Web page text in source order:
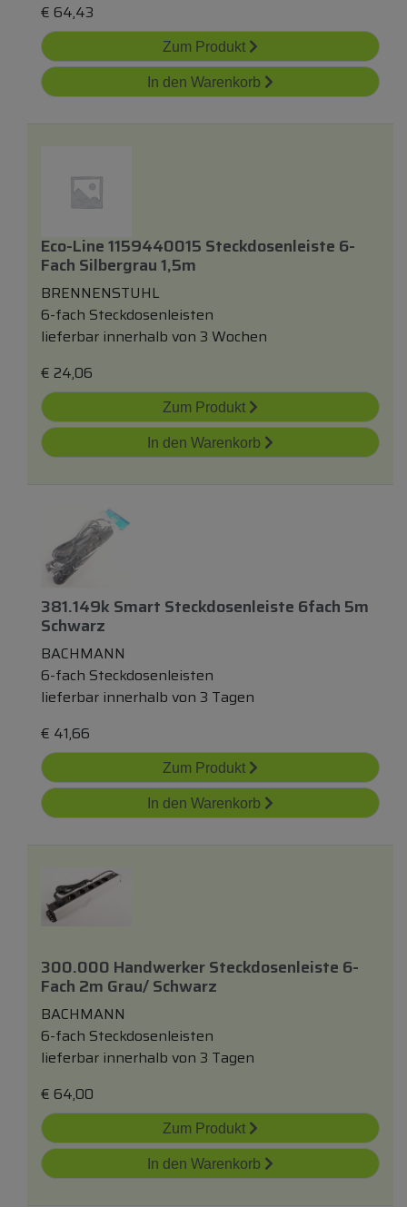
€ 64,43
Zum Produkt
In den Warenkorb
Eco-Line 1159440015 Steckdosenleiste 6-
Fach Silbergrau 1,5m
BRENNENSTUHL
6-fach Steckdosenleisten
lieferbar innerhalb von 3 Wochen
€ 24,06
Zum Produkt
In den Warenkorb
381.149k Smart Steckdosenleiste 6fach 5m
Schwarz
BACHMANN
6-fach Steckdosenleisten
lieferbar innerhalb von 3 Tagen
€ 41,66
Zum Produkt
In den Warenkorb
300.000 Handwerker Steckdosenleiste 6-
Fach 2m Grau/ Schwarz
BACHMANN
6-fach Steckdosenleisten
lieferbar innerhalb von 3 Tagen
€ 64,00
Zum Produkt
In den Warenkorb